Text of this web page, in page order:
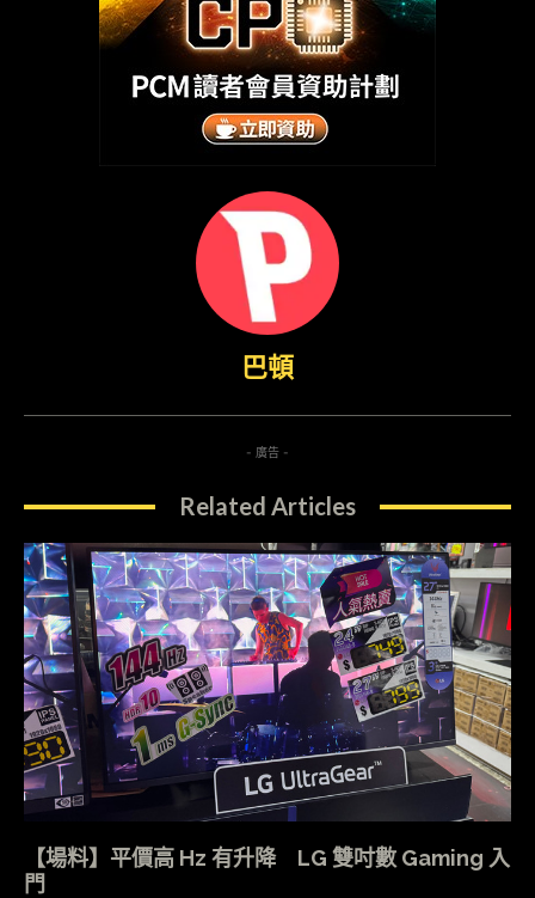
巴頓
- 廣告 -
Related Articles
【場料】平價高 Hz 有升降 LG 雙吋數 Gaming 入
門